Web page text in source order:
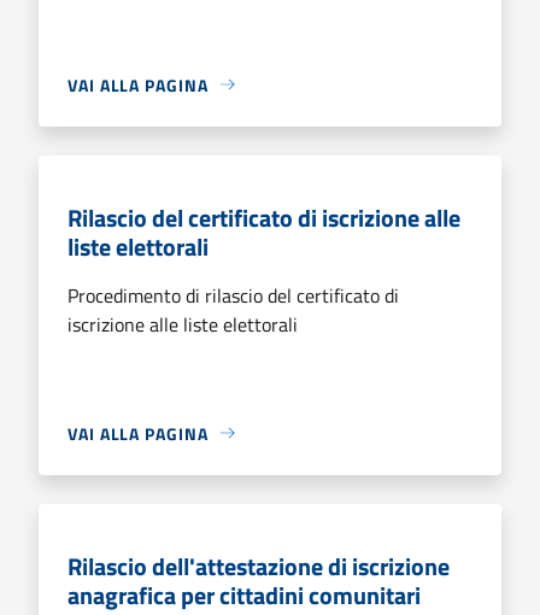
VAI ALLA PAGINA
Rilascio del certificato di iscrizione alle
liste elettorali
Procedimento di rilascio del certificato di
iscrizione alle liste elettorali
VAI ALLA PAGINA
Rilascio dell'attestazione di iscrizione
anagrafica per cittadini comunitari